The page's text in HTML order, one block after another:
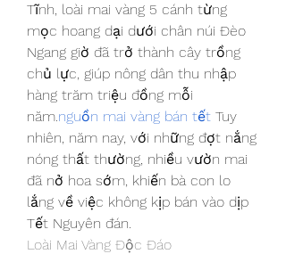
Tĩnh, loài mai vàng 5 cánh từng
mọc hoang dại dưới chân núi Đèo
Ngang giờ đã trở thành cây trồng
chủ lực, giúp nông dân thu nhập
hàng trăm triệu đồng mỗi
năm.nguồn mai vàng bán tết Tuy
nhiên, năm nay, với những đợt nắng
nóng thất thường, nhiều vườn mai
đã nở hoa sớm, khiến bà con lo
lắng về việc không kịp bán vào dịp
Tết Nguyên đán.
Loài Mai Vàng Độc Đáo